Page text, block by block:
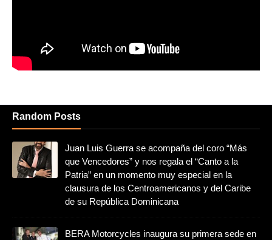
Random Posts
Juan Luis Guerra se acompaña del coro “Más
que Vencedores” y nos regala el “Canto a la
Patria” en un momento muy especial en la
clausura de los Centroamericanos y del Caribe
de su República Dominicana
BERA Motorcycles inaugura su primera sede en